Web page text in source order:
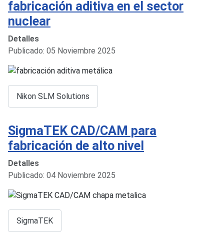
fabricación aditiva en el sector
nuclear
Detalles
Publicado: 05 Noviembre 2025
Nikon SLM Solutions
SigmaTEK CAD/CAM para
fabricación de alto nivel
Detalles
Publicado: 04 Noviembre 2025
SigmaTEK